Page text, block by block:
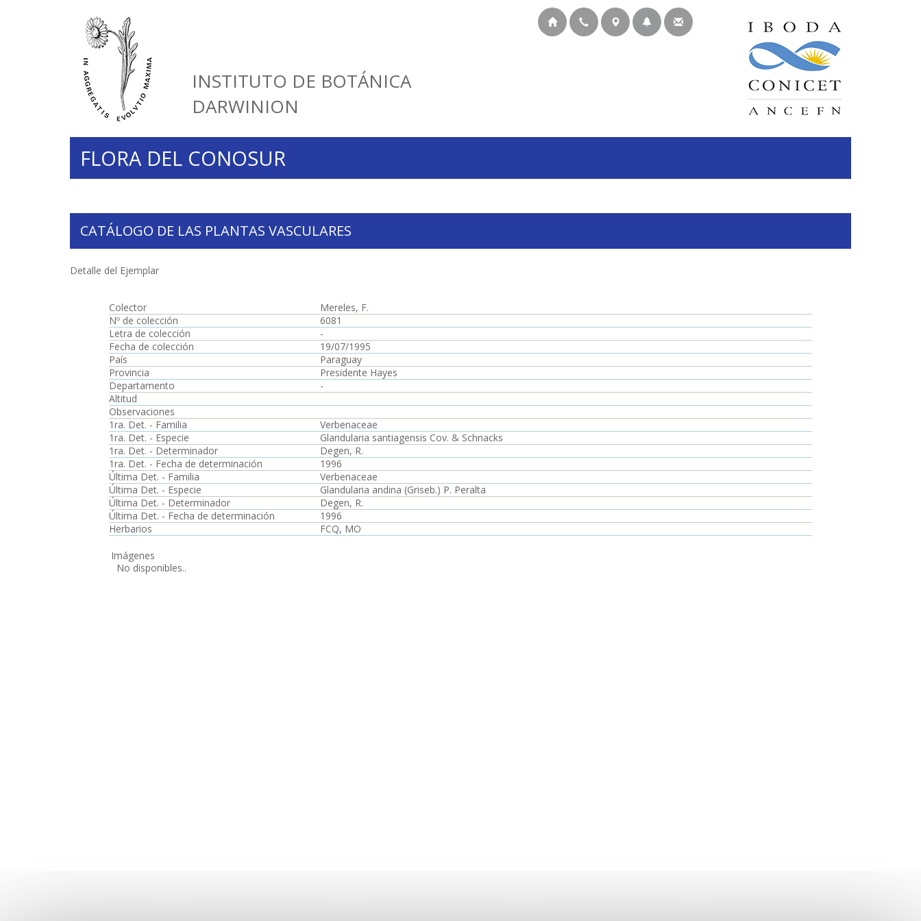
INSTITUTO DE BOTÁNICA
DARWINION
FLORA DEL CONOSUR
CATÁLOGO DE LAS PLANTAS VASCULARES
Detalle del Ejemplar
Colector
Mereles, F.
Nº de colección
6081
Letra de colección
-
Fecha de colección
19/07/1995
País
Paraguay
Provincia
Presidente Hayes
Departamento
-
Altitud
Observaciones
1ra. Det. - Familia
Verbenaceae
1ra. Det. - Especie
Glandularia santiagensis Cov. & Schnacks
1ra. Det. - Determinador
Degen, R.
1ra. Det. - Fecha de determinación
1996
Última Det. - Familia
Verbenaceae
Última Det. - Especie
Glandularia andina (Griseb.) P. Peralta
Última Det. - Determinador
Degen, R.
Última Det. - Fecha de determinación
1996
Herbarios
FCQ, MO
Imágenes
No disponibles..